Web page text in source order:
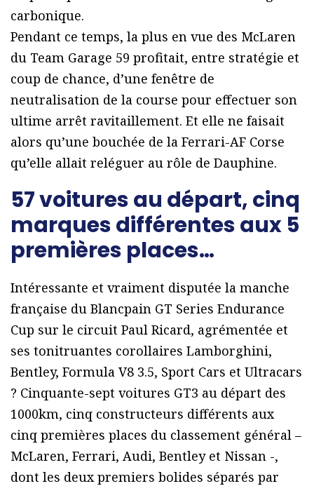
carbonique.
Pendant ce temps, la plus en vue des McLaren
du Team Garage 59 profitait, entre stratégie et
coup de chance, d’une fenêtre de
neutralisation de la course pour effectuer son
ultime arrêt ravitaillement. Et elle ne faisait
alors qu’une bouchée de la Ferrari-AF Corse
qu’elle allait reléguer au rôle de Dauphine.
57 voitures au départ, cinq
marques différentes aux 5
premières places…
Intéressante et vraiment disputée la manche
française du Blancpain GT Series Endurance
Cup sur le circuit Paul Ricard, agrémentée et
ses tonitruantes corollaires Lamborghini,
Bentley, Formula V8 3.5, Sport Cars et Ultracars
? Cinquante-sept voitures GT3 au départ des
1000km, cinq constructeurs différents aux
cinq premières places du classement général –
McLaren, Ferrari, Audi, Bentley et Nissan -,
dont les deux premiers bolides séparés par